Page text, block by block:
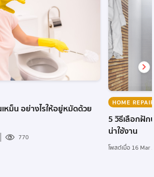
ม็น อย่างไรให้อยู่หมัดด้วย
770
HOME REPAIR
5 วิธีเลือกฝัก
น่าใช้งาน
โพสต์เมื่อ 16 Mar